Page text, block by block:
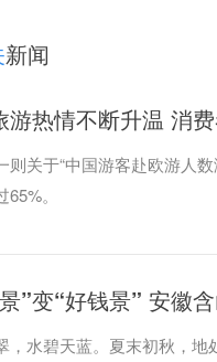
新闻
游热情不断升温 消
则关于“中国游客赴欧游人
。
”变“好钱景” 安徽
，水碧天蓝。夏末初秋，